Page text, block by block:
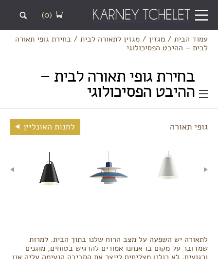
(0)
עמוד הבית/ מגזין/ מגזין לתאורה לבית/ בחירת גופי תאורה
לבית – ההיבט הפסיכולוגי
בחירת גופי תאורה לבית –
ההיבט הפסיכולוגי
גופי תאורה לחנות האונליין
לתאורה יש השפעה על מצב הרוח שלנו בתוך הבית. למרות
שמדובר על מקום בו אנחנו אמורים להרגיש בטוחים, מוגנים